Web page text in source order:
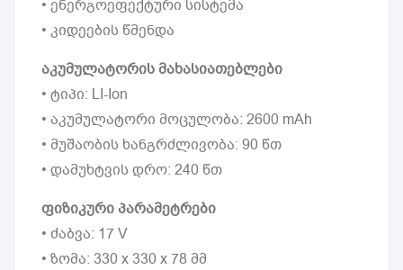
• ენერგოეფექტური სისტემა
• კიდეების წმენდა
აკუმულატორის მახასიათებლები
• ტიპი: LI-Ion
• აკუმულატორი მოცულობა: 2600 mAh
• მუშაობის ხანგრძლივობა: 90 წთ
• დამუხტვის დრო: 240 წთ
ფიზიკური პარამეტრები
• ძაბვა: 17 V
• ზომა: 330 х 330 х 78 მმ